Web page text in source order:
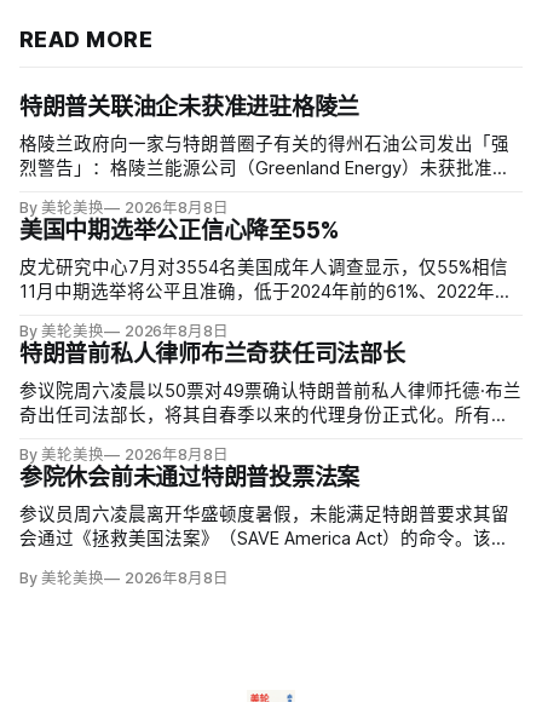
READ MORE
特朗普关联油企未获准进驻格陵兰
格陵兰政府向一家与特朗普圈子有关的得州石油公司发出「强
烈警告」：格陵兰能源公司（Greenland Energy）未获批准，
地可能蕴藏价值1万亿美元原油，拟投资6000万美元钻两口
井；
By 美轮美换 2026年8月8日
美国中期选举公正信心降至55%
皮尤研究中心7月对3554名美国成年人调查显示，仅55%相信
11月中期选举将公平且准确，低于2024年前的61%、2022年的
向共和党者为55%，民主党及倾向民主党者为58%；
By 美轮美换 2026年8月8日
特朗普前私人律师布兰奇获任司法部长
参议院周六凌晨以50票对49票确认特朗普前私人律师托德·布兰
奇出任司法部长，将其自春季以来的代理身份正式化。所有出
斯倒戈；长期因健康缺席的米奇·麦康奈尔未投票。比尔·卡西迪
最终支持，使提名得以过关。
By 美轮美换 2026年8月8日
参院休会前未通过特朗普投票法案
参议员周六凌晨离开华盛顿度暑假，未能满足特朗普要求其留
会通过《拯救美国法案》（SAVE America Act）的命令。该法
足够支持，更不可能达到参议院推进多数法案所需的60票。
By 美轮美换 2026年8月8日